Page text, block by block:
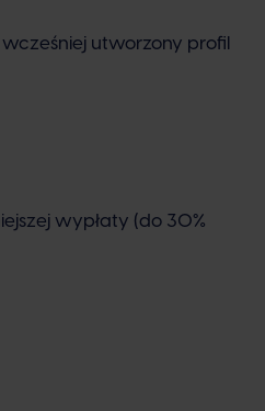
utworzony profil
wypłaty (do 30%